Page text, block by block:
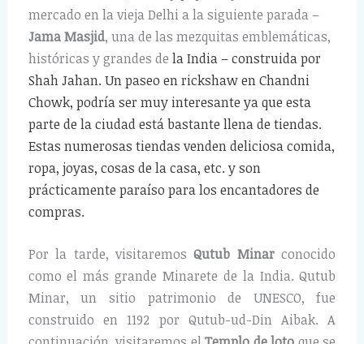
mercado en la vieja Delhi a la siguiente parada –
Jama Masjid, una de las mezquitas emblemáticas,
históricas y grandes de la India – construida por
Shah Jahan. Un paseo en rickshaw en Chandni
Chowk, podría ser muy interesante ya que esta
parte de la ciudad está bastante llena de tiendas.
Estas numerosas tiendas venden deliciosa comida,
ropa, joyas, cosas de la casa, etc. y son
prácticamente paraíso para los encantadores de
compras.
Por la tarde, visitaremosQutub Minarconocido
como el más grande Minarete de la India. Qutub
Minar, un sitio patrimonio de UNESCO, fue
construido en 1192 por Qutub-ud-Din Aibak. A